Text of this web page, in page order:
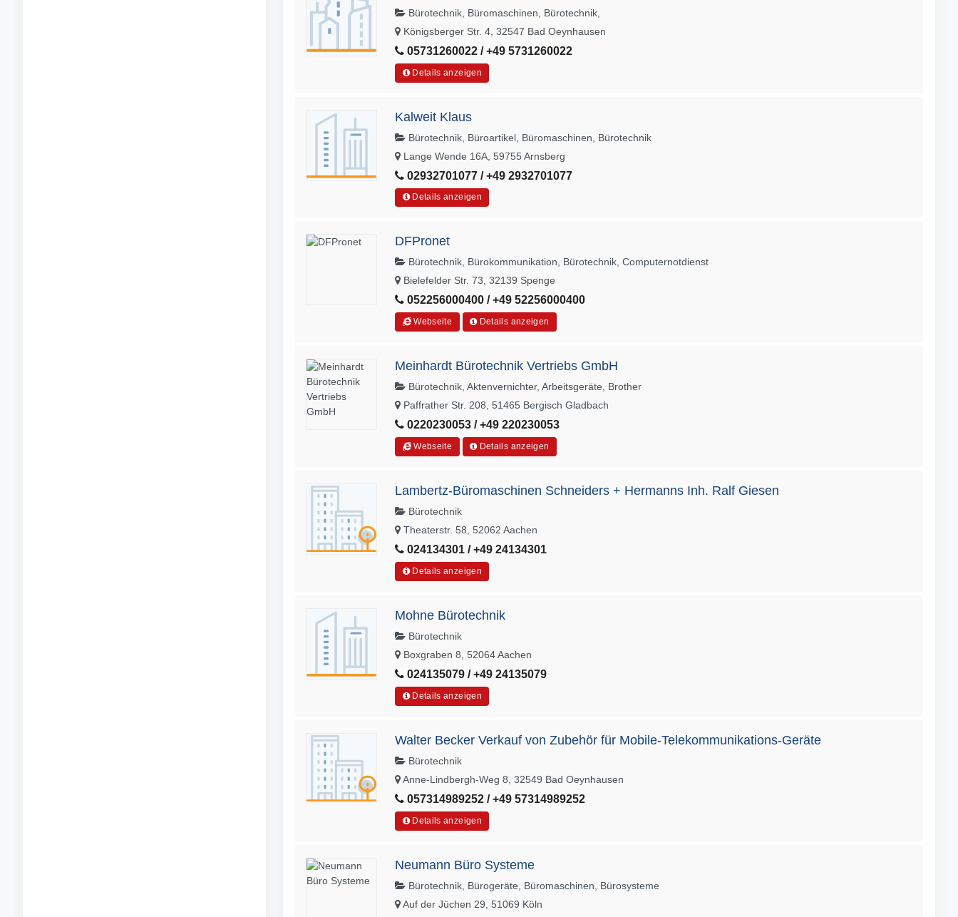
Bürotechnik, Büromaschinen, Bürotechnik,
Königsberger Str. 4, 32547 Bad Oeynhausen
05731260022 / +49 5731260022
Details anzeigen
Kalweit Klaus
Bürotechnik, Büroartikel, Büromaschinen, Bürotechnik
Lange Wende 16A, 59755 Arnsberg
02932701077 / +49 2932701077
Details anzeigen
DFPronet
Bürotechnik, Bürokommunikation, Bürotechnik, Computernotdienst
Bielefelder Str. 73, 32139 Spenge
052256000400 / +49 52256000400
Webseite Details anzeigen
Meinhardt Bürotechnik Vertriebs GmbH
Bürotechnik, Aktenvernichter, Arbeitsgeräte, Brother
Paffrather Str. 208, 51465 Bergisch Gladbach
0220230053 / +49 220230053
Webseite Details anzeigen
Lambertz-Büromaschinen Schneiders + Hermanns Inh. Ralf Giesen
Bürotechnik
Theaterstr. 58, 52062 Aachen
024134301 / +49 24134301
Details anzeigen
Mohne Bürotechnik
Bürotechnik
Boxgraben 8, 52064 Aachen
024135079 / +49 24135079
Details anzeigen
Walter Becker Verkauf von Zubehör für Mobile-Telekommunikations-Geräte
Bürotechnik
Anne-Lindbergh-Weg 8, 32549 Bad Oeynhausen
057314989252 / +49 57314989252
Details anzeigen
Neumann Büro Systeme
Bürotechnik, Bürogeräte, Büromaschinen, Bürosysteme
Auf der Jüchen 29, 51069 Köln